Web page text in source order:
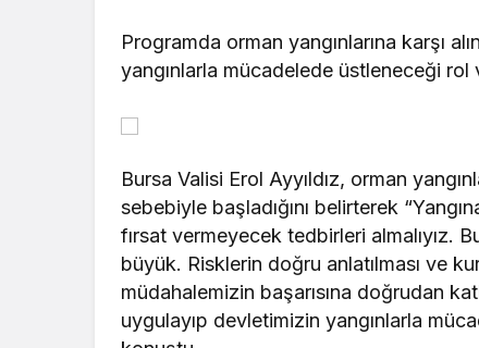
Programda orman yangınlarına karşı
yangınlarla mücadelede üstleneceği rol
Bursa Valisi Erol Ayyıldız, orman
sebebiyle başladığını belirterek
fırsat vermeyecek tedbirleri almalıyız.
büyük. Risklerin doğru anlatılması ve
müdahalemizin başarısına doğrudan
uygulayıp devletimizin yangınlarla